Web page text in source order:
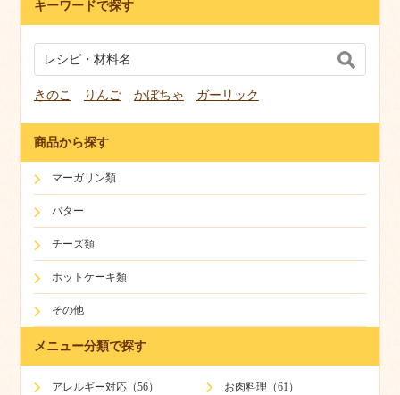
キーワードで探す
きのこ りんご かぼちゃ ガーリック
商品から探す
マーガリン類
バター
チーズ類
ホットケーキ類
その他
メニュー分類で探す
アレルギー対応（56） お肉料理（61）